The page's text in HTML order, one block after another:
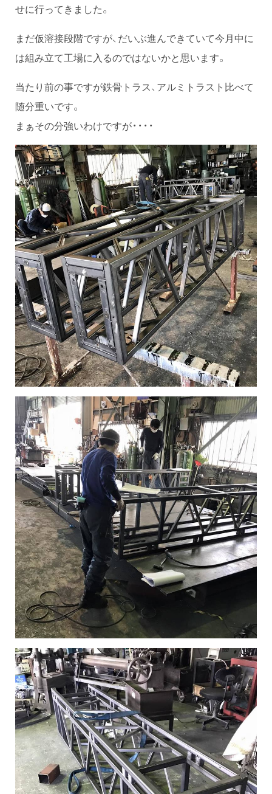
せに行ってきました。
まだ仮溶接段階ですが、だいぶ進んできていて今月中に
は組み立て工場に入るのではないかと思います。
当たり前の事ですが鉄骨トラス、アルミトラスト比べて
随分重いです。
まぁその分強いわけですが・・・・